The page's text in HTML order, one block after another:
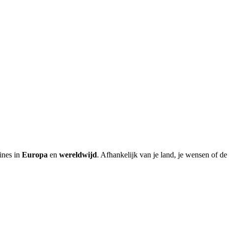
in Europa en wereldwijd. Afhankelijk van je land, je wensen of de